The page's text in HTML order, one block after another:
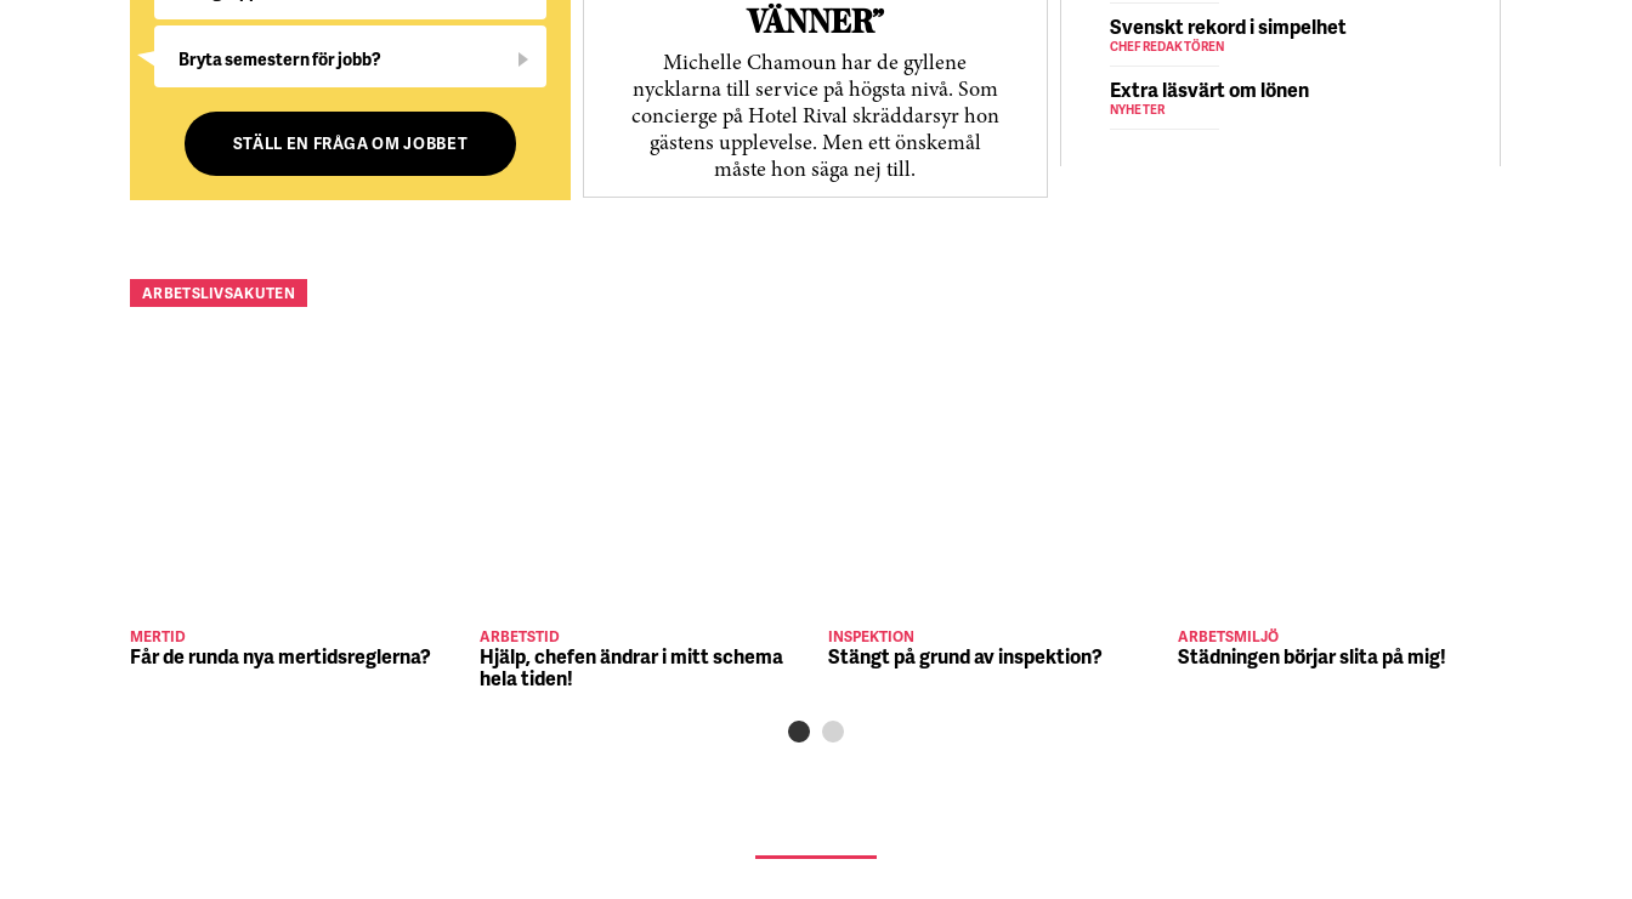
Bryta semestern för jobb?
STÄLL EN FRÅGA OM JOBBET
VÄNNER”
Michelle Chamoun har de gyllene
nycklarna till service på högsta nivå. Som
concierge på Hotel Rival skräddarsyr hon
gästens upp­levelse. Men ett önskemål
måste hon säga nej till.
Svenskt rekord i simpelhet
CHEFREDAKTÖREN
Extra läsvärt om lönen
NYHETER
ARBETSLIVSAKUTEN
MERTID
Får de runda nya mertidsreglerna?
ARBETSTID
Hjälp, chefen ändrar i mitt schema
hela tiden!
INSPEKTION
Stängt på grund av inspektion?
ARBETSMILJÖ
Städningen börjar slita på mig!